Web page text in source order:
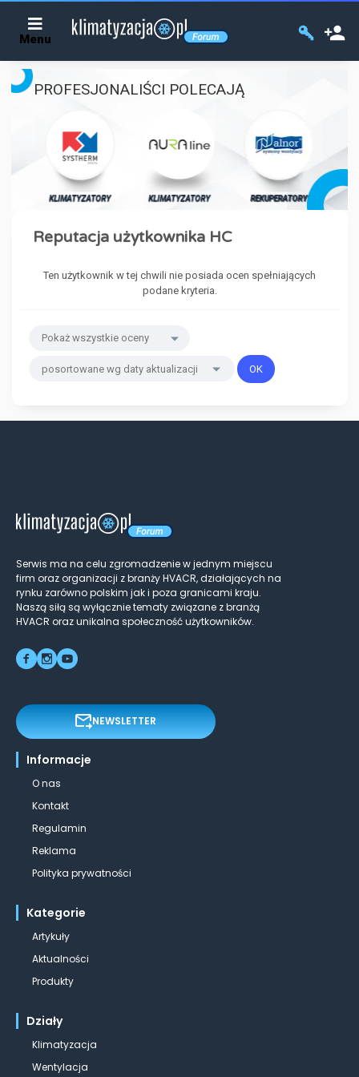
Menu
PROFESJONALIŚCI POLECAJĄ
KLIMATYZATORY KLIMATYZATORY REKUPERATORY
Reputacja użytkownika HC
Ten użytkownik w tej chwili nie posiada ocen spełniających
podane kryteria.
Serwis ma na celu zgromadzenie w jednym miejscu
firm oraz organizacji z branży HVACR, działających na
rynku zarówno polskim jak i poza granicami kraju.
Naszą siłą są wyłącznie tematy związane z branżą
HVACR oraz unikalna społeczność użytkowników.
NEWSLETTER
Informacje
O nas
Kontakt
Regulamin
Reklama
Polityka prywatności
Kategorie
Artykuły
Aktualności
Produkty
Działy
Klimatyzacja
Wentylacja